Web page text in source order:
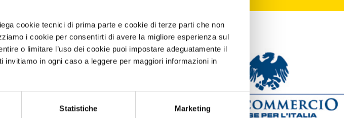
cookie tecnici di prima parte e cookie di terze parti che non
i cookie per consentirti di avere la migliore esperienza sul
o limitare l’uso dei cookie puoi impostare adeguatamente il
in ogni caso a leggere per maggiori informazioni in
Statistiche Marketing
effettuate negli ultimi mesi: in diversi casi,
del reparto, con l’Ausl Romagna che
dell’attività assistenziale. Ora la
chiamato a valutare le tre richieste di